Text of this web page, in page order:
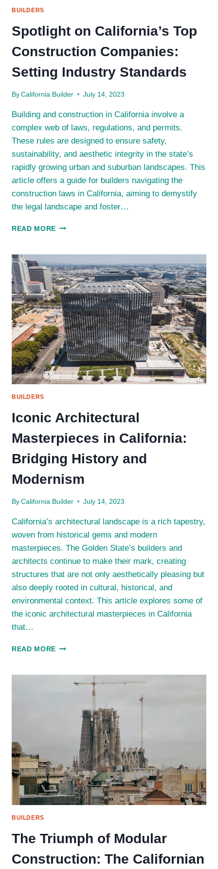
BUILDERS
Spotlight on California’s Top
Construction Companies:
Setting Industry Standards
By California Builder July 14, 2023
Building and construction in California involve a
complex web of laws, regulations, and permits.
These rules are designed to ensure safety,
sustainability, and aesthetic integrity in the state’s
rapidly growing urban and suburban landscapes. This
article offers a guide for builders navigating the
construction laws in California, aiming to demystify
the legal landscape and foster…
READ MORE SPOTLIGHT
CONSTRUCTION
COMPANIES:
SETTING
INDUSTRY
STANDARDS
BUILDERS
Iconic Architectural
Masterpieces in California:
Bridging History and
Modernism
By California Builder July 14, 2023
California’s architectural landscape is a rich tapestry,
woven from historical gems and modern
masterpieces. The Golden State’s builders and
architects continue to make their mark, creating
structures that are not only aesthetically pleasing but
also deeply rooted in cultural, historical, and
environmental context. This article explores some of
the iconic architectural masterpieces in California
that…
READ MORE ICONIC
CALIFORNIA:
HISTORY
MODERNISM
BUILDERS
The Triumph of Modular
Construction: The Californian